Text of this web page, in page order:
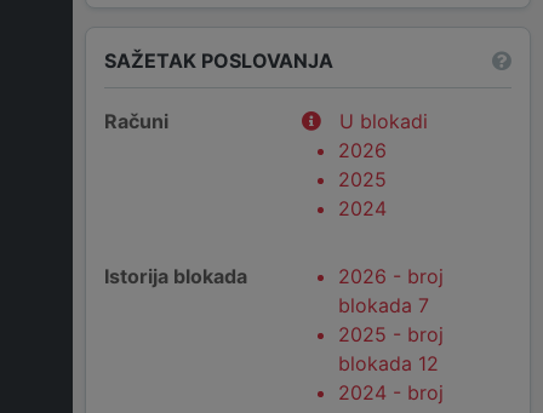
SAŽETAK POSLOVANJA
Računi
U blokadi
2026
2025
2024
Istorija blokada
2026 - broj
blokada 7
2025 - broj
blokada 12
2024 - broj